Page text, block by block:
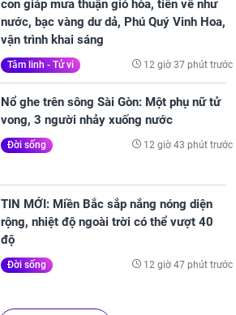
con giáp mưa thuận gió hòa, tiền về như
nước, bạc vàng dư dả, Phú Quý Vinh Hoa,
vận trình khai sáng
Tâm linh - Tử vi 12 giờ 37 phút trước
Nổ ghe trên sông Sài Gòn: Một phụ nữ tử
vong, 3 người nhảy xuống nước
Đời sống 12 giờ 43 phút trước
TIN MỚI: Miền Bắc sắp nắng nóng diện
rộng, nhiệt độ ngoài trời có thể vượt 40
độ
Đời sống 12 giờ 47 phút trước